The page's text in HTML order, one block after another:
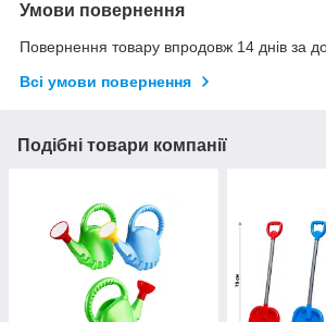
Умови повернення
Повернення товару впродовж 14 днів за
Всі умови повернення
Подібні товари компанії